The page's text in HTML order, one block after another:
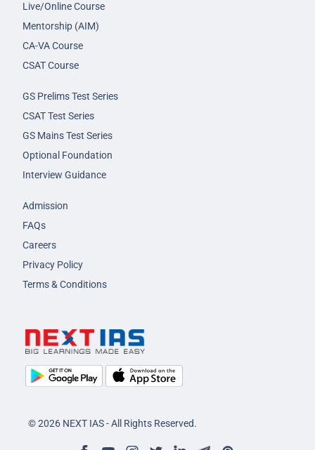
Live/Online Course
Mentorship (AIM)
CA-VA Course
CSAT Course
GS Prelims Test Series
CSAT Test Series
GS Mains Test Series
Optional Foundation
Interview Guidance
Admission
FAQs
Careers
Privacy Policy
Terms & Conditions
© 2026 NEXT IAS - All Rights Reserved.